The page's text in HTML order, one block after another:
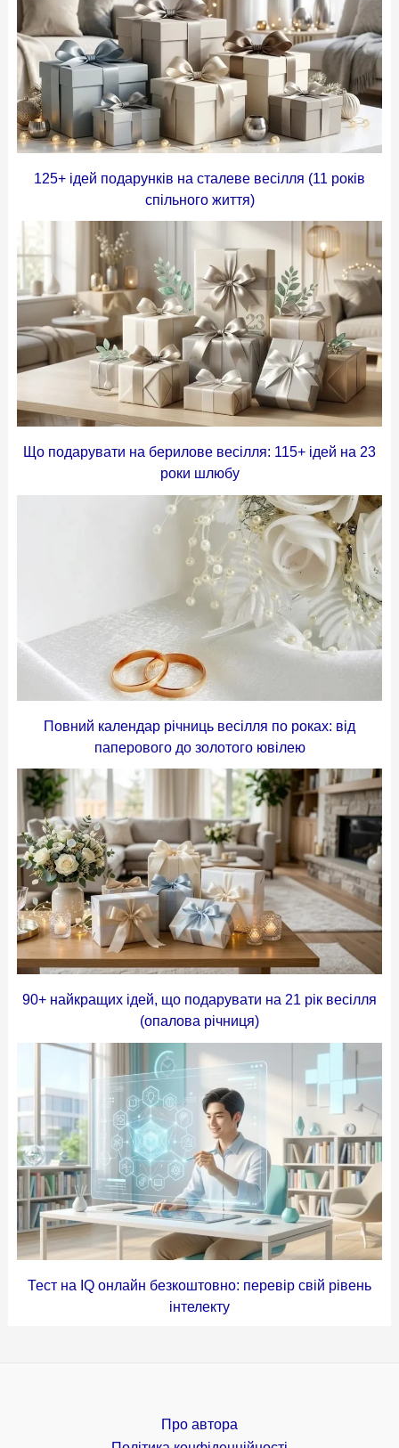
125+ ідей подарунків на сталеве весілля (11 років
спільного життя)
Що подарувати на берилове весілля: 115+ ідей на 23
роки шлюбу
Повний календар річниць весілля по роках: від
паперового до золотого ювілею
90+ найкращих ідей, що подарувати на 21 рік весілля
(опалова річниця)
Тест на IQ онлайн безкоштовно: перевір свій рівень
інтелекту
Про автора